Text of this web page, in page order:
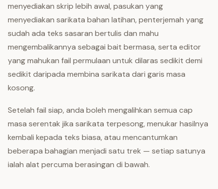
menyediakan skrip lebih awal, pasukan yang
menyediakan sarikata bahan latihan, penterjemah yang
sudah ada teks sasaran bertulis dan mahu
mengembalikannya sebagai bait bermasa, serta editor
yang mahukan fail permulaan untuk dilaras sedikit demi
sedikit daripada membina sarikata dari garis masa
kosong.
Setelah fail siap, anda boleh mengalihkan semua cap
masa serentak jika sarikata terpesong, menukar hasilnya
kembali kepada teks biasa, atau mencantumkan
beberapa bahagian menjadi satu trek — setiap satunya
ialah alat percuma berasingan di bawah.